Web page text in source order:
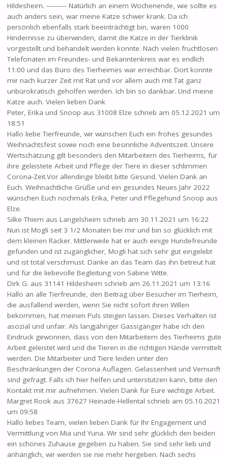
Hildesheim. ---------- Natürlich an einem Wochenende, wie sollte es
auch anders sein, war meine Katze schwer krank. Da ich
persönlich ebenfalls stark beeinträchtigt bin, waren 1000
Hindernisse zu überwinden, damit die Katze in der Tierklinik
vorgestellt und behandelt werden konnte. Nach vielen fruchtlosen
Telefonaten im Freundes- und Bekanntenkreis war es endlich
11:00 und das Büro des Tierheimes war erreichbar. Dort konnte
mir nach kurzer Zeit mit Rat und vor allem auch mit Tat ganz
unbürokratisch geholfen werden. Ich bin so dankbar. Und meine
Katze auch. Vielen lieben Dank
Peter, Erika und Snoop aus 31008 Elze schrieb am 05.12.2021 um
18:51
Hallo liebe Tierfreunde, wir wünschen Euch ein frohes gesundes
Weihnachtsfest sowie noch eine besinnliche Adventszeit. Unsere
Wertschätzung gilt besonders den Mitarbeitern des Tierheims, für
ihre geleistete Arbeit und Pflege der Tiere in dieser schlimmen
Corona-Zeit.Vor allendinge bleibt bitte Gesund. Vielen Dank an
Euch. Weihnachtliche Grüße und ein gesundes Neues Jahr 2022
wünschen Euch nochmals Erika, Peter und Pflegehund Snoop aus
Elze.
Silke Thiem aus Langelsheim schrieb am 30.11.2021 um 16:22
Nun ist Mogli seit 3 1/2 Monaten bei mir und bin so glücklich mit
dem kleinen Racker. Mittlerweile hat er auch einige Hundefreunde
gefunden und ist zugänglicher, Mogli hat sich sehr gut eingelebt
und ist total verschmust. Danke an das Team das ihn betreut hat
und für die liebevolle Begleitung von Sabine Witte.
Dirk G. aus 31141 Hildesheim schrieb am 26.11.2021 um 13:16
Hallo an alle Tierfreunde, den Beitrag über Besucher im Tierheim,
die ausfallend werden, wenn Sie nicht sofort ihren Willen
bekommen, hat meinen Puls steigen lassen. Dieses Verhalten ist
asozial und unfair. Als langjähriger Gassigänger habe ich den
Eindruck gewonnen, dass von den Mitarbeitern des Tierheims gute
Arbeit geleistet wird und die Tieren in die richtigen Hände vermittelt
werden. Die Mitarbeiter und Tiere leiden unter den
Beschränkungen der Corona Auflagen. Gelassenheit und Vernunft
sind gefragt. Falls ich hier helfen und unterstützen kann, bitte den
Kontakt mit mir aufnehmen. Vielen Dank für Eure wichtige Arbeit.
Margret Rook aus 37627 Heinade-Hellental schrieb am 05.10.2021
um 09:58
Hallo liebes Team, vielen lieben Dank für Ihr Engagement und
Vermittlung von Mia und Yuna. Wir sind sehr glücklich den beiden
ein schönes Zuhause gegeben zu haben. Sie sind sehr lieb und
anhänglich, wir werden sie nie mehr hergeben. Nach sechs